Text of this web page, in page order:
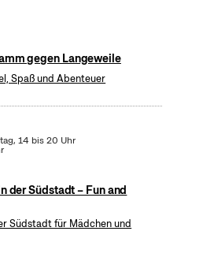
gegen Langeweile
Spaß und Abenteuer
14 bis 20 Uhr
der Südstadt – Fun and
Südstadt für Mädchen und